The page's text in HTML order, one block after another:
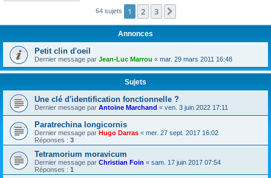
64 sujets 1 2 3
Annonces
Petit clin d'oeil
Dernier message par Jean-Luc Marrou « mar. 29 mars 2011 16:48
Sujets
Une clé d'identification fonctionnelle ?
Dernier message par Antoine Marchand « ven. 3 juin 2022 17:11
Paratrechina longicornis
Dernier message par Hugo Darras « mer. 27 sept. 2017 16:02
Réponses : 3
Tetramorium moravicum
Dernier message par Christian Foin « sam. 17 juin 2017 07:54
Réponses : 1